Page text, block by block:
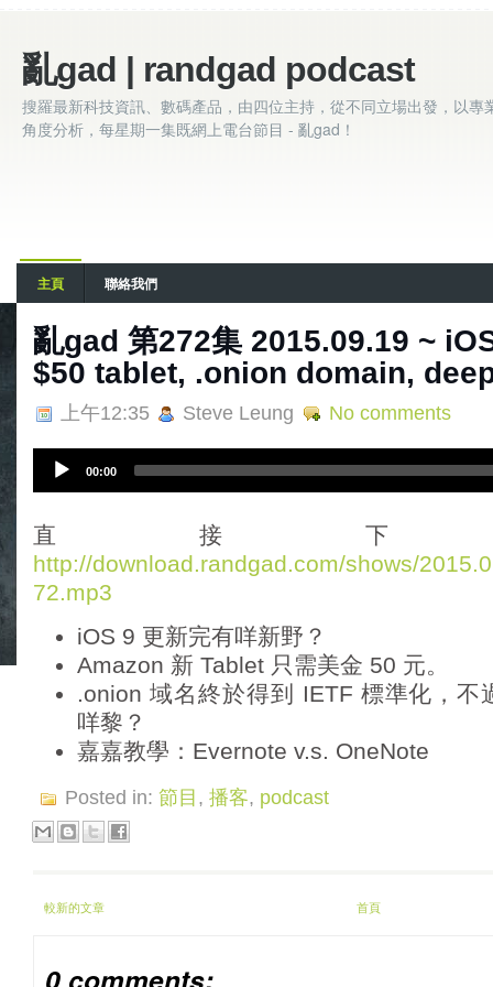
亂gad | randgad podcast
搜羅最新科技資訊、數碼產品，由四位主持，從不同立場出發，以專
角度分析，每星期一集既網上電台節目 - 亂gad！
主頁 聯絡我們
亂gad 第272集 2015.09.19 ~
$50 tablet, .onion domain,
上午12:35 Steve Leung No comments
i
o
P
l
00:00
直接
http://download.randgad.com/shows/
72.mp3
iOS 9 更新完有咩新野？
Amazon 新 Tablet 只需美金 50 元。
.onion 域名終於得到 IETF 標準化，不
咩黎？
嘉嘉教學：Evernote v.s. OneNote
Posted in: 節目, 播客, podcast
較新的文章 首頁
0 comments: